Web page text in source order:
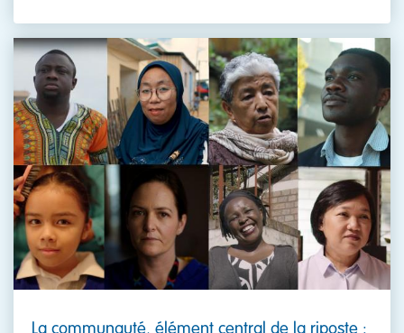
La communauté, élément central de la riposte :